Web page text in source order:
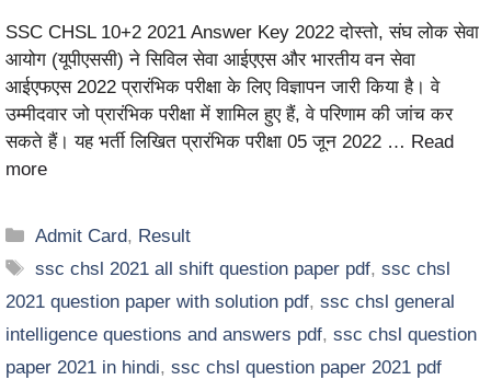
SSC CHSL 10+2 2021 Answer Key 2022 दोस्तो, संघ लोक सेवा
आयोग (यूपीएससी) ने सिविल सेवा आईएएस और भारतीय वन सेवा
आईएफएस 2022 प्रारंभिक परीक्षा के लिए विज्ञापन जारी किया है। वे
उम्मीदवार जो प्रारंभिक परीक्षा में शामिल हुए हैं, वे परिणाम की जांच कर
सकते हैं। यह भर्ती लिखित प्रारंभिक परीक्षा 05 जून 2022 … Read
more
Admit Card, Result
ssc chsl 2021 all shift question paper pdf,ssc chsl
2021 question paper with solution pdf, ssc chsl general
intelligence questions and answers pdf, ssc chsl question
paper 2021 in hindi, ssc chsl question paper 2021 pdf